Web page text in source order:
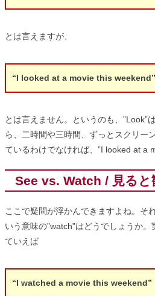
とは言えますが、
“I looked at a movie this weekend”
とは言えません。というのも、”Look”
ら、二時間や三時間、ずっとスクリー
ているわけでなければ、”I looked at a
See vs. Watch / 見ると
ここで疑問が浮かんできますよね。そ
いう意味の”watch”はどうでしょうか
ていえば
“I watched a movie this weekend”